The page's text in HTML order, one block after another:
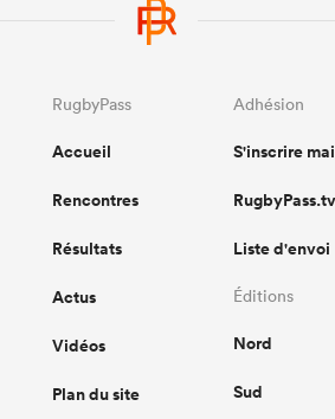
RugbyPass
Accueil
Rencontres
Résultats
Actus
Vidéos
Plan du site
Adhésion
S'inscrire
RugbyPass.tv
Liste d'envoi
Éditions
Nord
Sud